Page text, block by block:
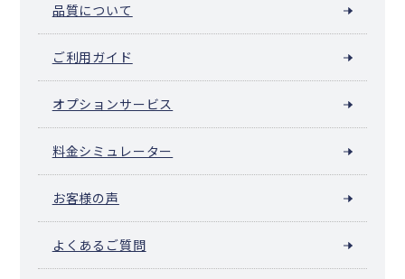
品質について
ご利用ガイド
オプションサービス
料金シミュレーター
お客様の声
よくあるご質問